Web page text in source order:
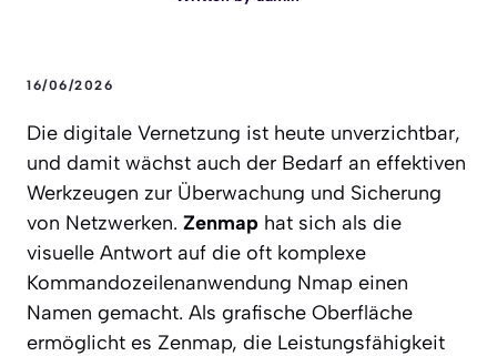
16/06/2026
Die digitale Vernetzung ist heute unverzichtbar,
und damit wächst auch der Bedarf an effektiven
Werkzeugen zur Überwachung und Sicherung
von Netzwerken. Zenmap hat sich als die
visuelle Antwort auf die oft komplexe
Kommandozeilenanwendung Nmap einen
Namen gemacht. Als grafische Oberfläche
ermöglicht es Zenmap, die Leistungsfähigkeit